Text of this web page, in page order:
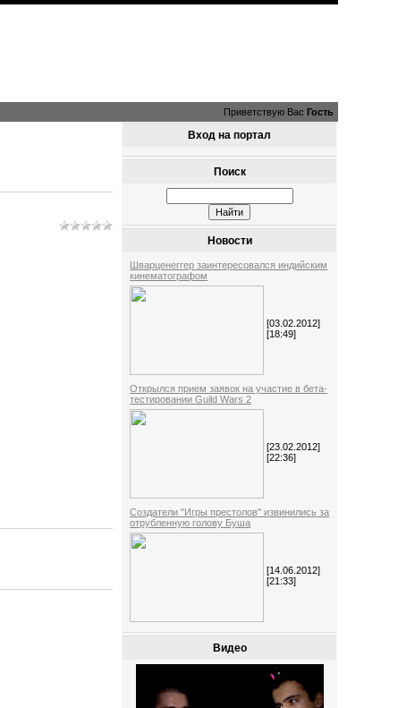
Приветствую Вас Гость
Вход на портал
Поиск
Новости
Шварценеггер заинтересовался индийским
кинематографом
[03.02.2012]
[18:49]
Открылся прием заявок на участие в бета-
тестировании Guild Wars 2
[23.02.2012]
[22:36]
Создатели "Игры престолов" извинились за
отрубленную голову Буша
[14.06.2012]
[21:33]
Видео